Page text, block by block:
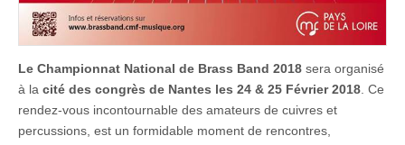
Le Championnat National de Brass Band 2018 sera organisé
à la cité des congrès de Nantes les 24 & 25 Février 2018 . Ce
rendez-vous incontournable des amateurs de cuivres et
percussions, est un formidable moment de rencontres,